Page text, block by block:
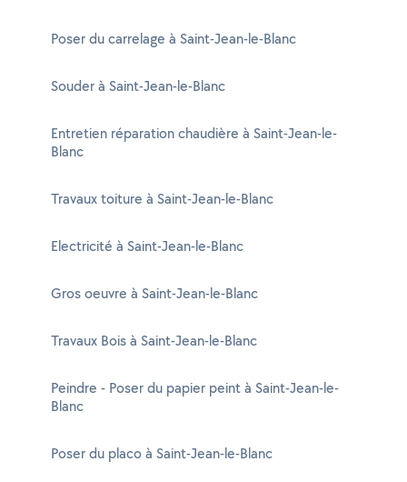
Poser du carrelage à Saint-Jean-le-Blanc
Souder à Saint-Jean-le-Blanc
Entretien réparation chaudière à Saint-Jean-le-
Blanc
Travaux toiture à Saint-Jean-le-Blanc
Electricité à Saint-Jean-le-Blanc
Gros oeuvre à Saint-Jean-le-Blanc
Travaux Bois à Saint-Jean-le-Blanc
Peindre - Poser du papier peint à Saint-Jean-le-
Blanc
Poser du placo à Saint-Jean-le-Blanc